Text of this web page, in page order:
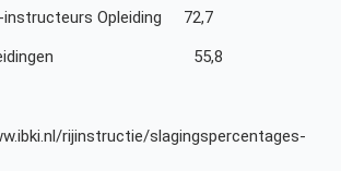
instructeurs Opleiding 72,7
Opleidingen 55,8
rijinstructie/slagingspercentages-